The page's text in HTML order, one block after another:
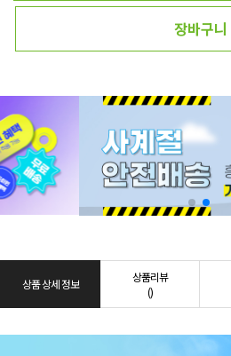
장바구니
상품 상세 정보
상품리뷰
()